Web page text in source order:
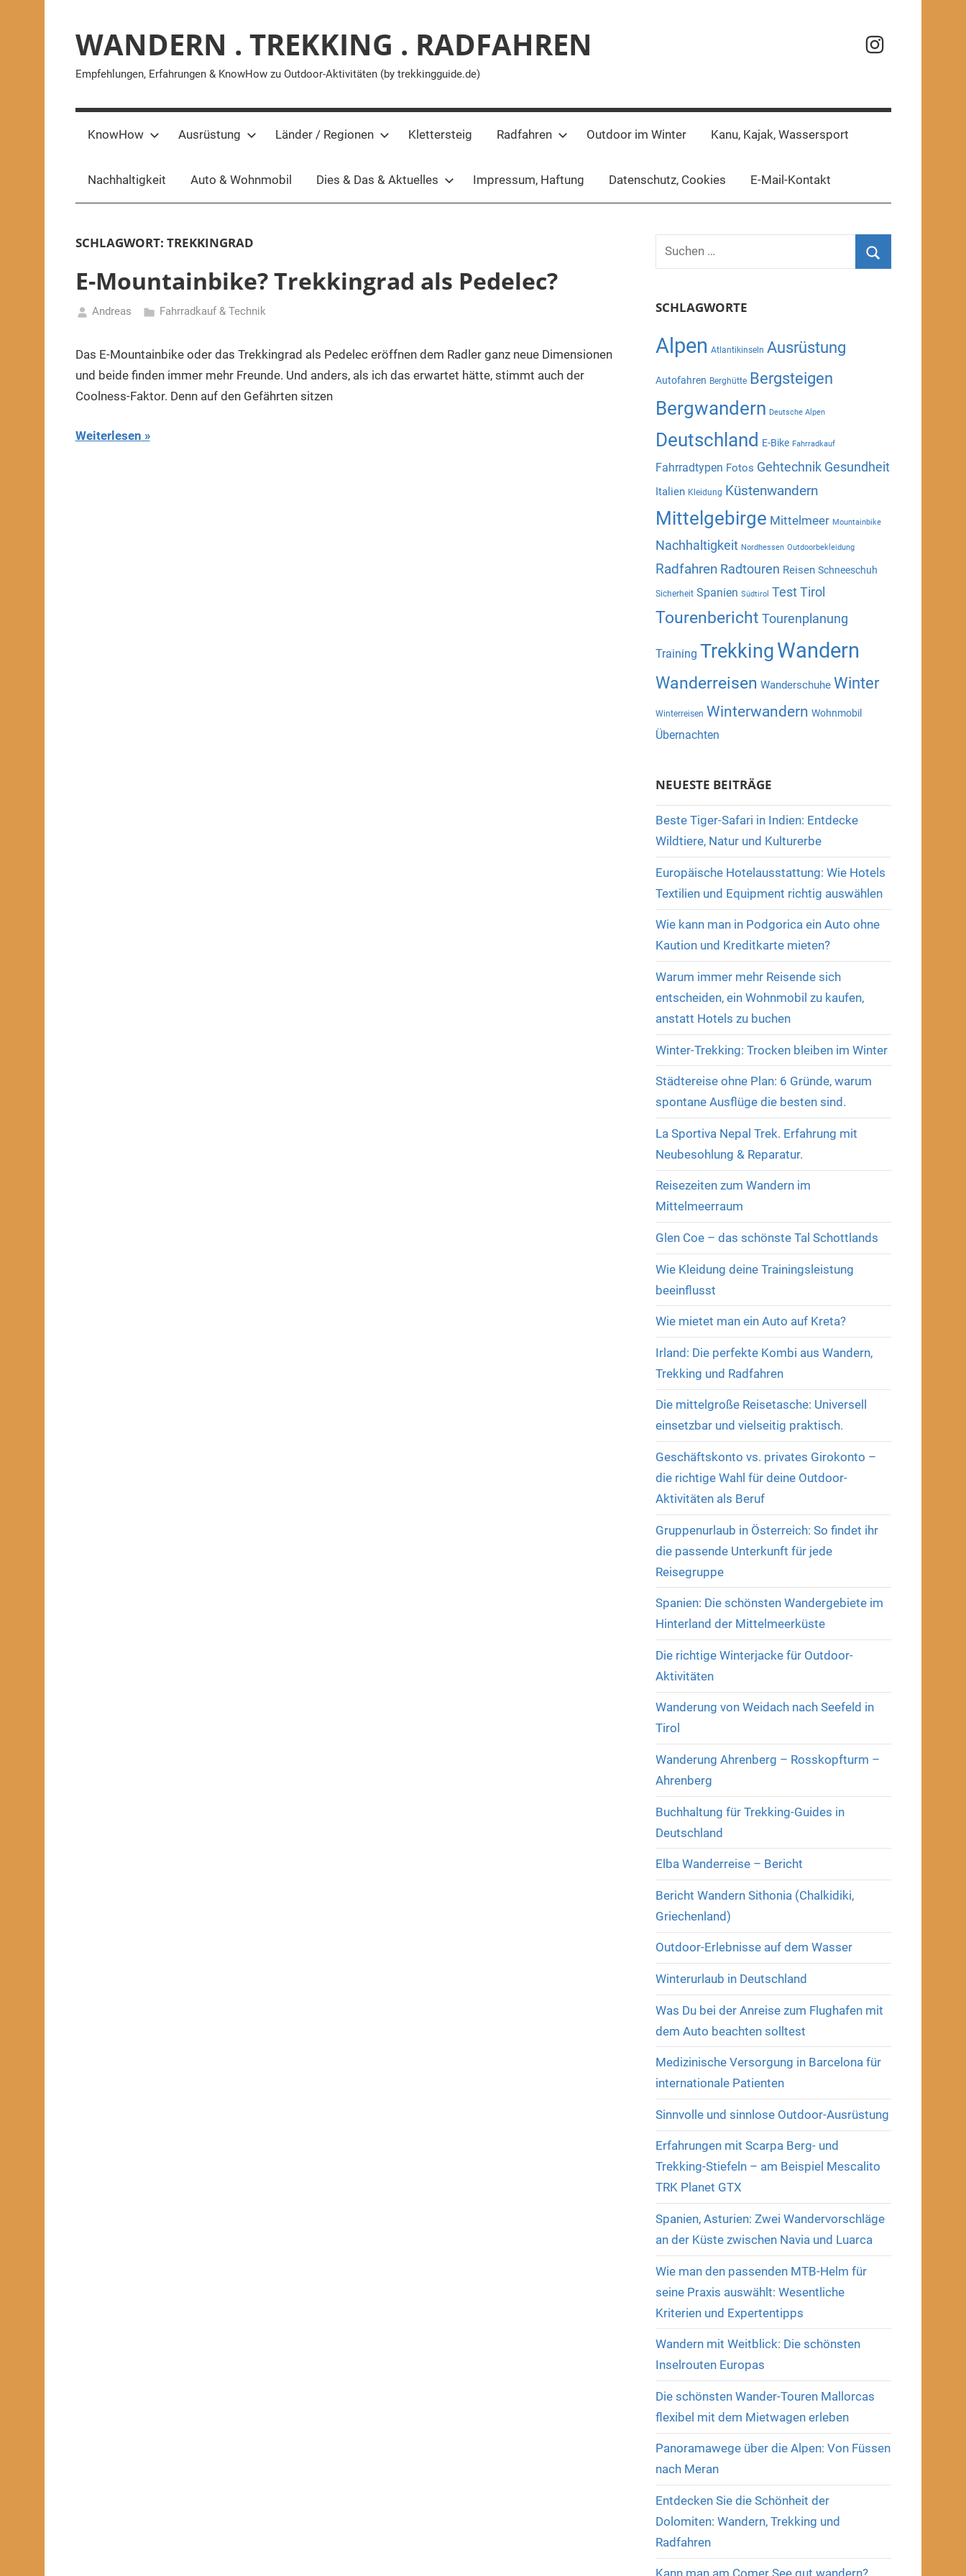
WANDERN . TREKKING . RADFAHREN
Empfehlungen, Erfahrungen & KnowHow zu Outdoor-Aktivitäten (by trekkingguide.de)
Reisefotos
KnowHow Ausrüstung Länder / Regionen Klettersteig Radfahren Outdoor im Winter Kanu, Kajak, Wassersport
Nachhaltigkeit Auto & Wohnmobil Dies & Das & Aktuelles Impressum, Haftung Datenschutz, Cookies E-Mail-Kontakt
SCHLAGWORT: TREKKINGRAD
E-Mountainbike? Trekkingrad als Pedelec?
Mai
2020
Andreas Fahrradkauf & Technik
Das E-Mountainbike oder das Trekkingrad als Pedelec eröffnen dem Radler ganz neue Dimensionen
und beide finden immer mehr Freunde. Und anders, als ich das erwartet hätte, stimmt auch der
Coolness-Faktor. Denn auf den Gefährten sitzen
Weiterlesen
Suchen
SCHLAGWORTE
Alpen Atlantikinseln Ausrüstung
Autofahren Berghütte Bergsteigen
Bergwandern Deutsche Alpen
Deutschland E-Bike Fahrradkauf
Fahrradtypen Fotos Gehtechnik Gesundheit
Italien Kleidung Küstenwandern
Mittelgebirge Mittelmeer Mountainbike
Nachhaltigkeit Nordhessen Outdoorbekleidung
Radfahren Radtouren Reisen Schneeschuh
Sicherheit Spanien Südtirol TestTirol
Tourenbericht Tourenplanung
Training TrekkingWandern
Wanderreisen Wanderschuhe Winter
Winterreisen Winterwandern Wohnmobil
Übernachten
NEUESTE BEITRÄGE
Beste Tiger-Safari in Indien: Entdecke
Wildtiere, Natur und Kulturerbe
Europäische Hotelausstattung: Wie Hotels
Textilien und Equipment richtig auswählen
Wie kann man in Podgorica ein Auto ohne
Kaution und Kreditkarte mieten?
Warum immer mehr Reisende sich
entscheiden, ein Wohnmobil zu kaufen,
anstatt Hotels zu buchen
Winter-Trekking: Trocken bleiben im Winter
Städtereise ohne Plan: 6 Gründe, warum
spontane Ausflüge die besten sind.
La Sportiva Nepal Trek. Erfahrung mit
Neubesohlung & Reparatur.
Reisezeiten zum Wandern im
Mittelmeerraum
Glen Coe – das schönste Tal Schottlands
Wie Kleidung deine Trainingsleistung
beeinflusst
Wie mietet man ein Auto auf Kreta?
Irland: Die perfekte Kombi aus Wandern,
Trekking und Radfahren
Die mittelgroße Reisetasche: Universell
einsetzbar und vielseitig praktisch.
Geschäftskonto vs. privates Girokonto –
die richtige Wahl für deine Outdoor-
Aktivitäten als Beruf
Gruppenurlaub in Österreich: So findet ihr
die passende Unterkunft für jede
Reisegruppe
Spanien: Die schönsten Wandergebiete im
Hinterland der Mittelmeerküste
Die richtige Winterjacke für Outdoor-
Aktivitäten
Wanderung von Weidach nach Seefeld in
Tirol
Wanderung Ahrenberg – Rosskopfturm –
Ahrenberg
Buchhaltung für Trekking-Guides in
Deutschland
Elba Wanderreise – Bericht
Bericht Wandern Sithonia (Chalkidiki,
Griechenland)
Outdoor-Erlebnisse auf dem Wasser
Winterurlaub in Deutschland
Was Du bei der Anreise zum Flughafen mit
dem Auto beachten solltest
Medizinische Versorgung in Barcelona für
internationale Patienten
Sinnvolle und sinnlose Outdoor-Ausrüstung
Erfahrungen mit Scarpa Berg- und
Trekking-Stiefeln – am Beispiel Mescalito
TRK Planet GTX
Spanien, Asturien: Zwei Wandervorschläge
an der Küste zwischen Navia und Luarca
Wie man den passenden MTB-Helm für
seine Praxis auswählt: Wesentliche
Kriterien und Expertentipps
Wandern mit Weitblick: Die schönsten
Inselrouten Europas
Die schönsten Wander-Touren Mallorcas
flexibel mit dem Mietwagen erleben
Panoramawege über die Alpen: Von Füssen
nach Meran
Entdecken Sie die Schönheit der
Dolomiten: Wandern, Trekking und
Radfahren